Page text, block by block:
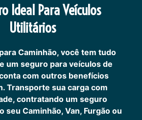
Ideal Para Veículos
Utilitários
Caminhão, você tem tudo
um seguro para veículos de
com outros benefícios
Transporte sua carga com
contratando um seguro
seu Caminhão, Van, Furgão ou